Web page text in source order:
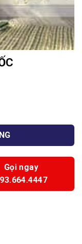
Gọi ngay